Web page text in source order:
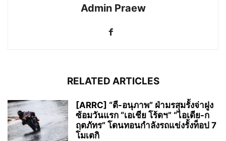
Admin Praew
RELATED ARTICLES
[ARRC] “ตี-อนุภาพ” ฝ่ามรสุมรั้งจ่าฝูง
ซ้อมวันแรก “เอเชีย โร้ดฯ” “ไอเดีย-ก
ฤตภัทร” โดนทอนกำลังรถแข่งรั้งท็อป 7
โมเตกิ